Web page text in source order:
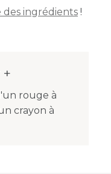
des ingrédients !
rouge à
crayon à